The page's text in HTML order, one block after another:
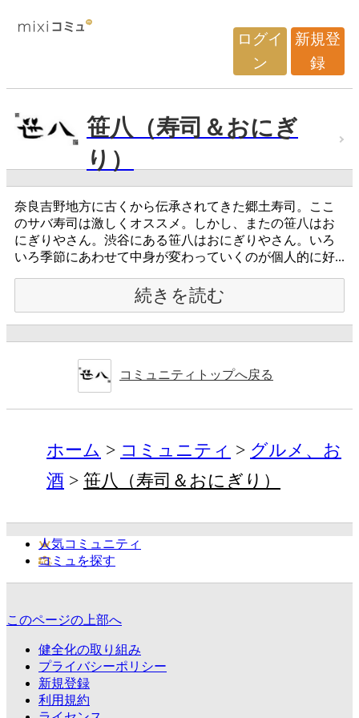
ログイ
ン
新規登
録
笹八（寿司＆おにぎ
り）
奈良吉野地方に古くから伝承されてきた郷土寿司。ここ
のサバ寿司は激しくオススメ。しかし、またの笹八はお
にぎりやさん。渋谷にある笹八はおにぎりやさん。いろ
いろ季節にあわせて中身が変わっていくのが個人的に好...
続きを読む
コミュニティトップへ戻る
ホーム コミュニティ
グルメ、お
酒
笹八（寿司＆おにぎり）
人気コミュニティ
コミュを探す
このページの上部へ
健全化の取り組み
プライバシーポリシー
新規登録
利用規約